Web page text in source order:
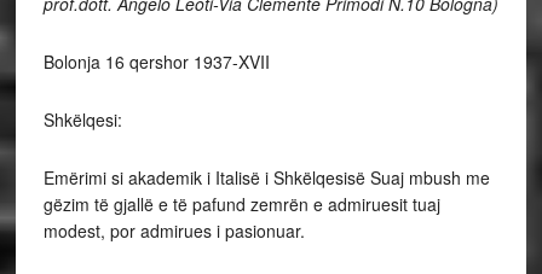
Bolonja 16 qershor 1937-XVII
Shkëlqesi:
Emërimi si akademik i Italisë i Shkëlqesisë Suaj mbush me
gëzim të gjallë e të pafund zemrën e admiruesit tuaj
modest, por admirues i pasionuar.